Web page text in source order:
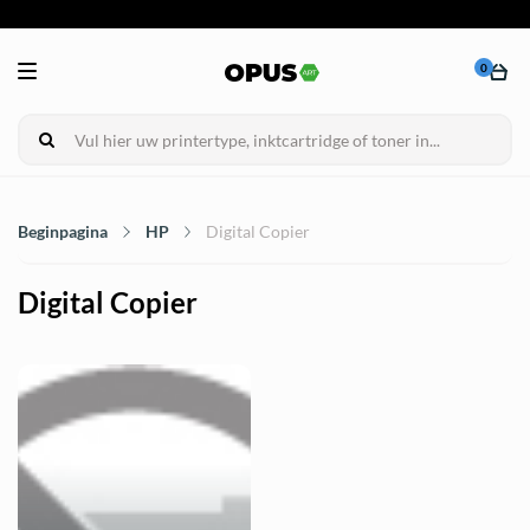
0
Beginpagina HP Digital Copier
Digital Copier